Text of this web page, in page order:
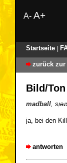
A- A+
Startseite
zurück zur
Bild/
madball
ja, bei den
antworten